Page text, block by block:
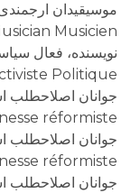
Musicien
Politique
réformiste
réformiste